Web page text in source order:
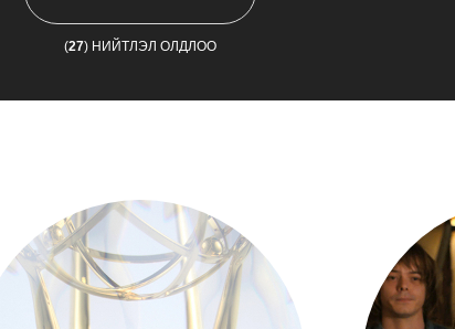
(27) НИЙТЛЭЛ ОЛДЛОО